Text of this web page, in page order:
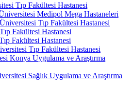
Tıp Fakültesi Hastanesi
Medipol Mega Hastaneleri
Tıp Fakültesi Hastanesi
Fakültesi Hastanesi
Fakültesi Hastanesi
Tıp Fakültesi Hastanesi
Konya Uygulama ve Araştırma
Sağlık Uygulama ve Araştırma